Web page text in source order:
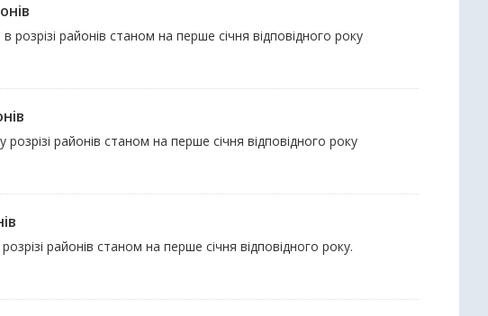
розрізі районів станом на перше січня відповідного року
розрізі районів станом на перше січня відповідного року
районів станом на перше січня відповідного року.